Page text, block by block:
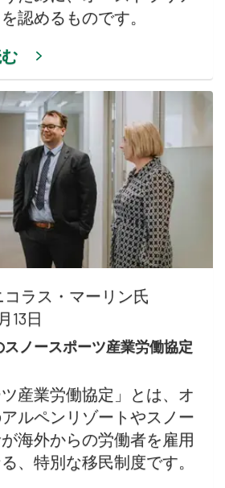
認めるものです。
コラス・マーリン氏
13日
ノースポーツ産業労働協定
ツ産業労働協定」とは、オ
ルペンリゾートやスノー
海外からの労働者を雇用
、特別な移民制度です。